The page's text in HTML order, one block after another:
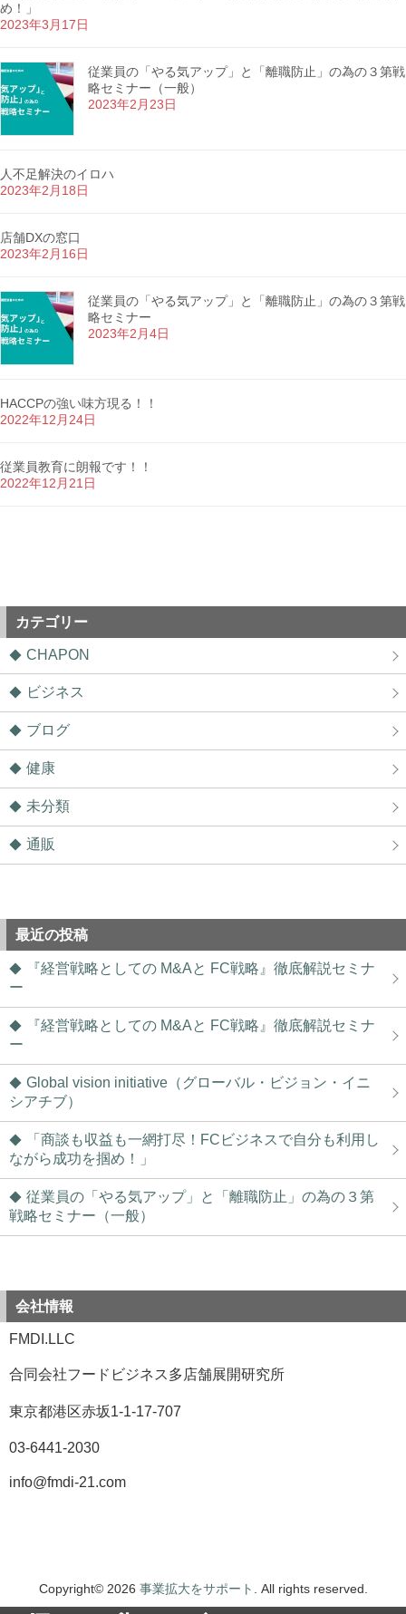
め！」
2023年3月17日
従業員の「やる気アップ」と「離職防止」の為の３第戦
略セミナー（一般）
2023年2月23日
人不足解決のイロハ
2023年2月18日
店舗DXの窓口
2023年2月16日
従業員の「やる気アップ」と「離職防止」の為の３第戦
略セミナー
2023年2月4日
HACCPの強い味方現る！！
2022年12月24日
従業員教育に朗報です！！
2022年12月21日
カテゴリー
CHAPON
ビジネス
ブログ
健康
未分類
通販
最近の投稿
『経営戦略としての M&Aと FC戦略』徹底解説セミナ
ー
『経営戦略としての M&Aと FC戦略』徹底解説セミナ
ー
Global vision initiative（グローバル・ビジョン・イニ
シアチブ）
「商談も収益も一網打尽！FCビジネスで自分も利用し
ながら成功を掴め！」
従業員の「やる気アップ」と「離職防止」の為の３第
戦略セミナー（一般）
会社情報
FMDI.LLC
合同会社フードビジネス多店舗展開研究所
東京都港区赤坂1-1-17-707
03-6441-2030
info@fmdi-21.com
Copyright© 2026 事業拡大をサポート . All rights reserved.